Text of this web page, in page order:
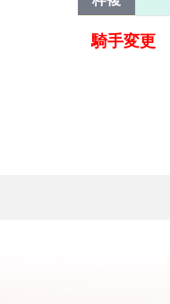
騎手変